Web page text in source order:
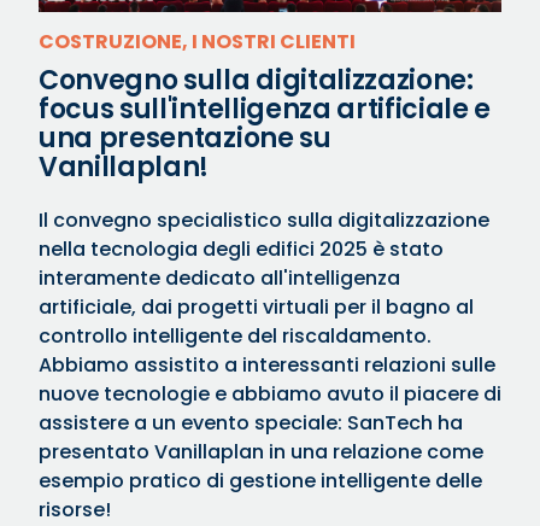
COSTRUZIONE, I NOSTRI CLIENTI
Convegno sulla digitalizzazione:
focus sull'intelligenza artificiale e
una presentazione su
Vanillaplan!
Il convegno specialistico sulla digitalizzazione
nella tecnologia degli edifici 2025 è stato
interamente dedicato all'intelligenza
artificiale, dai progetti virtuali per il bagno al
controllo intelligente del riscaldamento.
Abbiamo assistito a interessanti relazioni sulle
nuove tecnologie e abbiamo avuto il piacere di
assistere a un evento speciale: SanTech ha
presentato Vanillaplan in una relazione come
esempio pratico di gestione intelligente delle
risorse!